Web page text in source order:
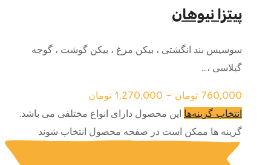
پیتزا نیوهان
سوسیس بند انگشتی ، بیکن مرغ ، بیکن گوشت ، گوجه
گیلاسی ،...
760,000 تومان –
1,270,000 تومان
انتخاب گزینه‌ها این محصول دارای انواع مختلفی می باشد.
گزینه ها ممکن است در صفحه محصول انتخاب شوند